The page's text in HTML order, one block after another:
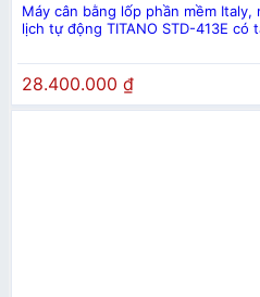
Máy cân bằng lốp phần mềm Italy,
lịch tự động TITANO STD-413E có
28.400.000 ₫